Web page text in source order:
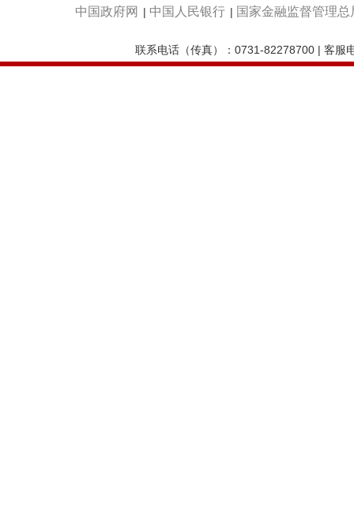
中国政府网 | 中国人民银行 | 国家金融监督管理总
联系电话（传真）：0731-82278700 | 客服